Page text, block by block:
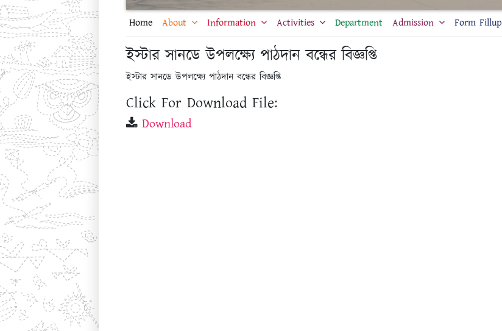
Home About Information Activities Department Admission Form Fillup
ইস্টার সানডে উপলক্ষ্যে পাঠদান বন্ধের বিজ্ঞপ্তি
ইস্টার সানডে উপলক্ষ্যে পাঠদান বন্ধের বিজ্ঞপ্তি
Click For Download File:
Download